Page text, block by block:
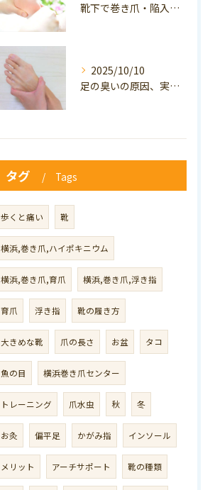
靴下で巻き爪・陥入爪の予防はできる？おすすめの靴下を紹介！
2025/10/10
足の臭いの原因、実は巻き爪かも？ニオイ対策と予防のポイントも解説！
タグ Tags
歩くと痛い 靴
横浜,巻き爪,ハイポキニウム
横浜,巻き爪,育爪 横浜,巻き爪,浮き指
育爪 浮き指 靴の履き方
大きめな靴 爪の長さ お盆 タコ
魚の目 横浜巻き爪センター
トレーニング 爪水虫 秋 冬
お灸 偏平足 かがみ指 インソール
メリット アーチサポート 靴の種類